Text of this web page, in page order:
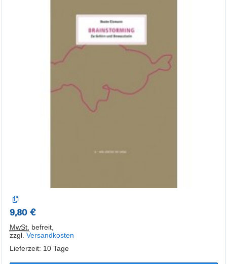
9,80 €
MwSt. befreit,
zzgl. Versandkosten
Lieferzeit: 10 Tage